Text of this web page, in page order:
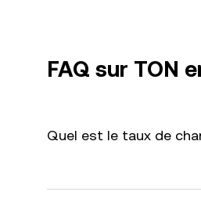
FAQ sur TON
Quel est le taux de